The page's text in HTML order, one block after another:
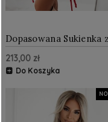
Dopasowana Sukienka z
Marszczeniami
317
213,00 zł
Do Koszyka